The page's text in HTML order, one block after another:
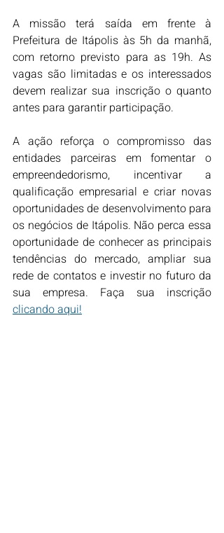
A missão terá saída em frente à
Prefeitura de Itápolis às 5h da manhã,
com retorno previsto para as 19h. As
vagas são limitadas e os interessados
devem realizar sua inscrição o quanto
antes para garantir participação.
A ação reforça o compromisso das
entidades parceiras em fomentar o
empreendedorismo, incentivar a
qualificação empresarial e criar novas
oportunidades de desenvolvimento para
os negócios de Itápolis. Não perca essa
oportunidade de conhecer as principais
tendências do mercado, ampliar sua
rede de contatos e investir no futuro da
clicando aqui!